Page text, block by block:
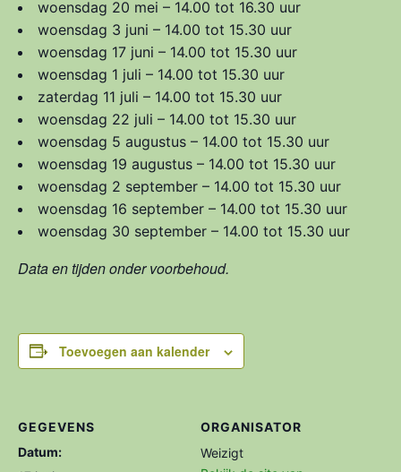
woensdag 20 mei – 14.00 tot 16.30 uur
woensdag 3 juni – 14.00 tot 15.30 uur
woensdag 17 juni – 14.00 tot 15.30 uur
woensdag 1 juli – 14.00 tot 15.30 uur
zaterdag 11 juli – 14.00 tot 15.30 uur
woensdag 22 juli – 14.00 tot 15.30 uur
woensdag 5 augustus – 14.00 tot 15.30 uur
woensdag 19 augustus – 14.00 tot 15.30 uur
woensdag 2 september – 14.00 tot 15.30 uur
woensdag 16 september – 14.00 tot 15.30 uur
woensdag 30 september – 14.00 tot 15.30 uur
Data en tijden onder voorbehoud.
Toevoegen aan kalender
GEGEVENS
Datum:
ORGANISATOR
Weizigt